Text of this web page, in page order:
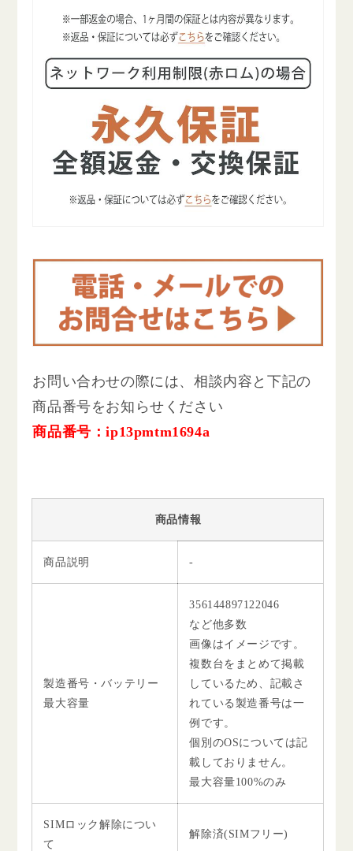
お問い合わせの際には、相談内容と下記の
商品番号をお知らせください
商品番号：ip13pmtm1694a
商品情報
商品説明 -
製造番号・バッテリー
最大容量
356144897122046
など他多数
画像はイメージです。
複数台をまとめて掲載
しているため、記載さ
れている製造番号は一
例です。
個別のOSについては記
載しておりません。
最大容量100%のみ
SIMロック解除につい
て
解除済(SIMフリー)